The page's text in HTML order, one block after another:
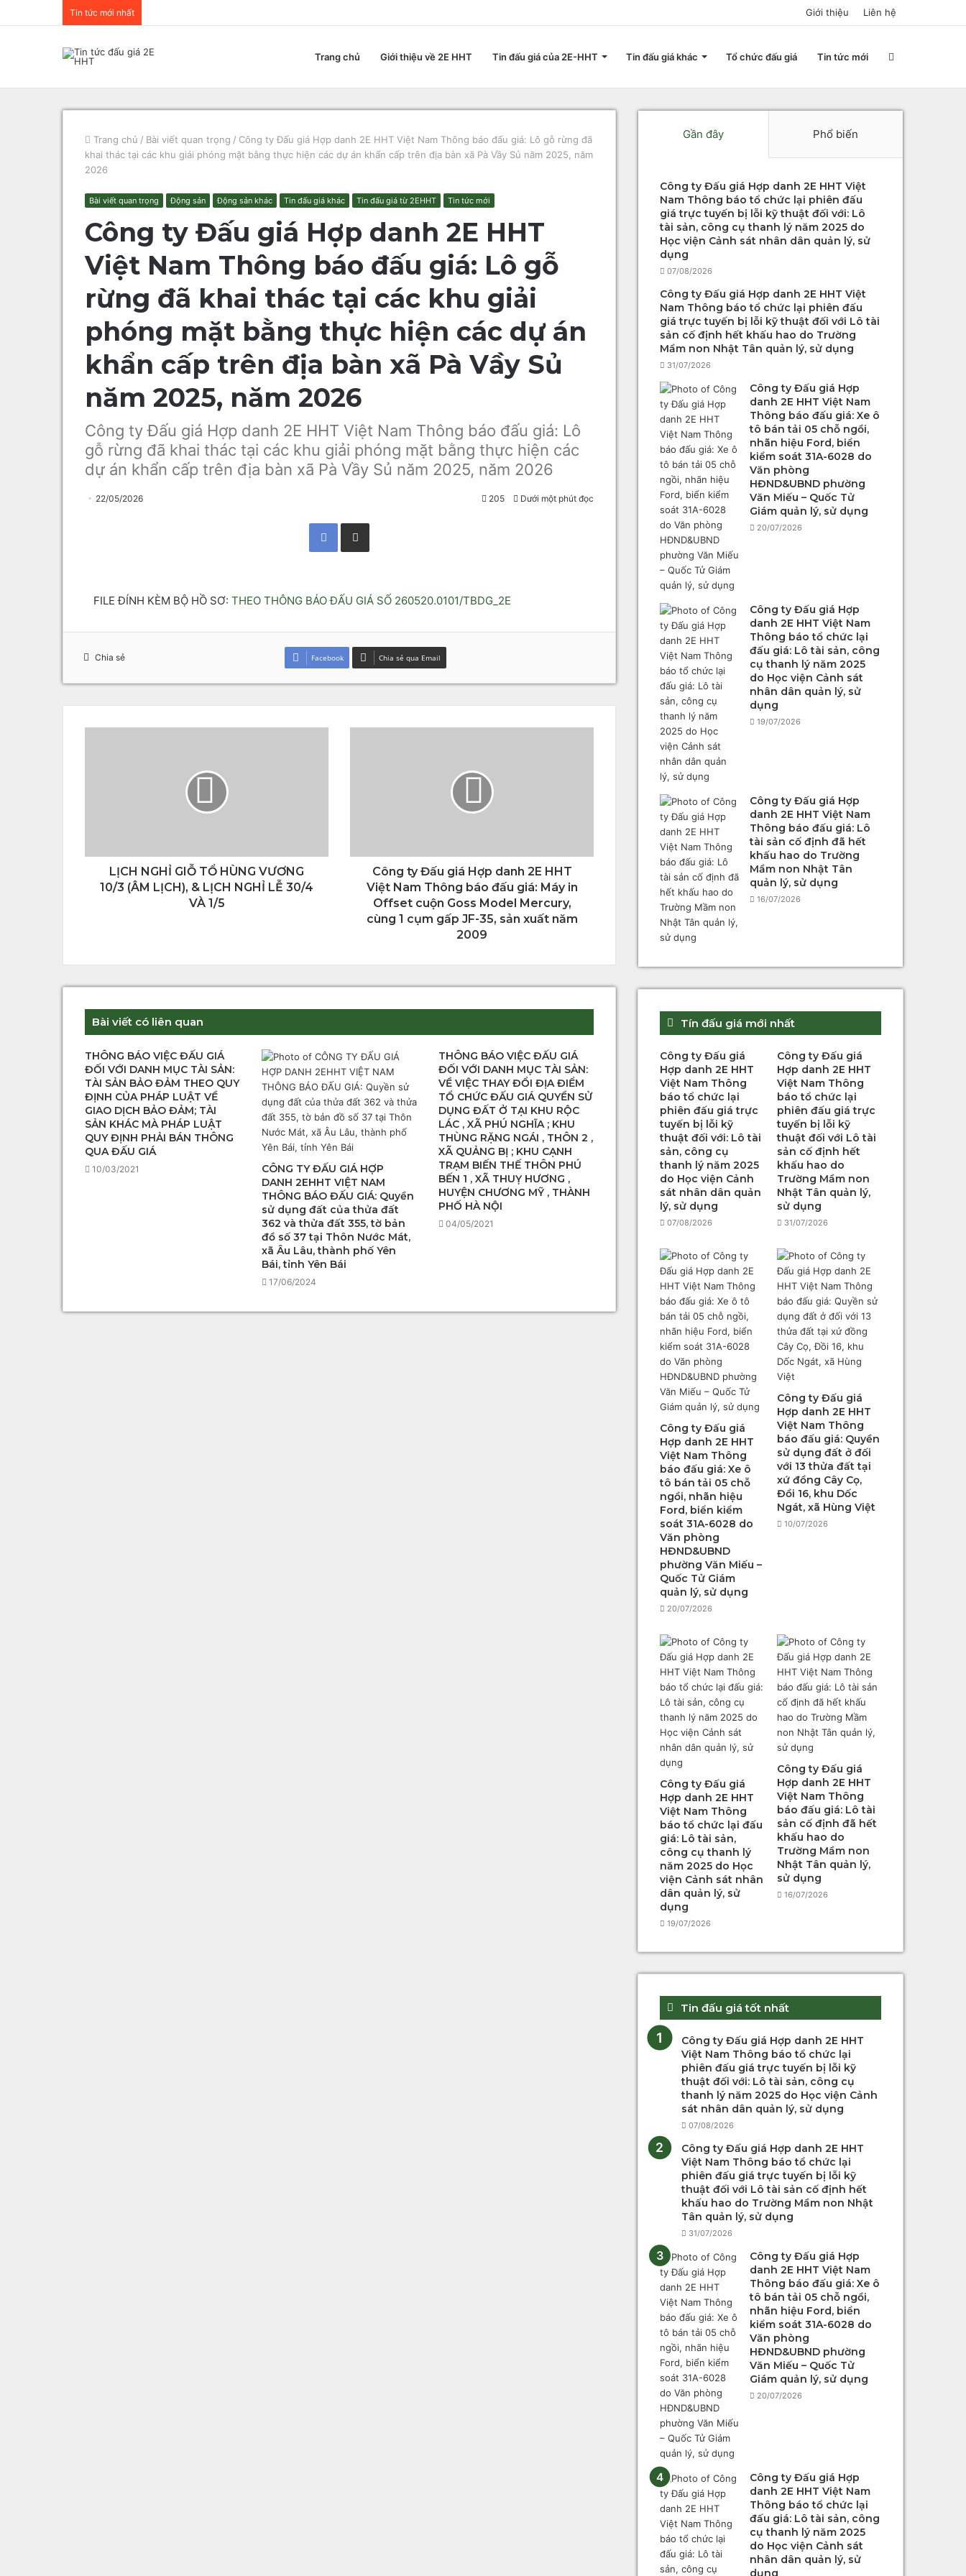
Tin tức mới nhất Giới thiệu Liên hệ
Trang chủ Giới thiệu về 2E HHT Tin đấu giá của 2E-HHT Tin đấu giá khác Tổ chức đấu giá Tin tức mới
Trang chủ / Bài viết quan trọng / Công ty Đấu giá Hợp danh 2E HHT Việt Nam Thông báo đấu giá: Lô gỗ rừng đã
khai thác tại các khu giải phóng mặt bằng thực hiện các dự án khẩn cấp trên địa bàn xã Pà Vầy Sủ năm 2025, năm
2026
Bài viết quan trọng Động sản Động sản khác Tin đấu giá khác Tin đấu giá từ 2EHHT Tin tức mới
Công ty Đấu giá Hợp danh 2E HHT
Việt Nam Thông báo đấu giá: Lô gỗ
rừng đã khai thác tại các khu giải
phóng mặt bằng thực hiện các dự án
khẩn cấp trên địa bàn xã Pà Vầy Sủ
năm 2025, năm 2026
Công ty Đấu giá Hợp danh 2E HHT Việt Nam Thông báo đấu giá: Lô
gỗ rừng đã khai thác tại các khu giải phóng mặt bằng thực hiện các
dự án khẩn cấp trên địa bàn xã Pà Vầy Sủ năm 2025, năm 2026
22/05/2026 205 Dưới một phút đọc
Facebook
FILE ĐÍNH KÈM BỘ HỒ SƠ: THEO THÔNG BÁO ĐẤU GIÁ SỐ 260520.0101/TBDG_2E
Chia sẻ Facebook Chia sẻ qua Email
LỊCH NGHỈ GIỖ TỔ HÙNG VƯƠNG
10/3 (ÂM LỊCH), & LỊCH NGHỈ LỄ 30/4
VÀ 1/5
Công ty Đấu giá Hợp danh 2E HHT
Việt Nam Thông báo đấu giá: Máy in
Offset cuộn Goss Model Mercury,
cùng 1 cụm gấp JF-35, sản xuất năm
2009
Bài viết có liên quan
THÔNG BÁO VIỆC ĐẤU GIÁ
ĐỐI VỚI DANH MỤC TÀI SẢN:
TÀI SẢN BẢO ĐẢM THEO QUY
ĐỊNH CỦA PHÁP LUẬT VỀ
GIAO DỊCH BẢO ĐẢM; TÀI
SẢN KHÁC MÀ PHÁP LUẬT
QUY ĐỊNH PHẢI BÁN THÔNG
QUA ĐẤU GIÁ
10/03/2021
CÔNG TY ĐẤU GIÁ HỢP
DANH 2EHHT VIỆT NAM
THÔNG BÁO ĐẤU GIÁ: Quyền
sử dụng đất của thửa đất
362 và thửa đất 355, tờ bản
đồ số 37 tại Thôn Nước Mát,
xã Âu Lâu, thành phố Yên
Bái, tỉnh Yên Bái
17/06/2024
THÔNG BÁO VIỆC ĐẤU GIÁ
ĐỐI VỚI DANH MỤC TÀI SẢN:
VỀ VIỆC THAY ĐỔI ĐỊA ĐIỂM
TỔ CHỨC ĐẤU GIÁ QUYỀN SỬ
DỤNG ĐẤT Ở TẠI KHU RỘC
LÁC , XÃ PHÚ NGHĨA ; KHU
THÙNG RẶNG NGÁI , THÔN 2 ,
XÃ QUẢNG BỊ ; KHU CẠNH
TRẠM BIẾN THẾ THÔN PHÚ
BẾN 1 , XÃ THUỴ HƯƠNG ,
HUYỆN CHƯƠNG MỸ , THÀNH
PHỐ HÀ NỘI
04/05/2021
Gần đây Phổ biến
Công ty Đấu giá Hợp danh 2E HHT Việt
Nam Thông báo tổ chức lại phiên đấu
giá trực tuyến bị lỗi kỹ thuật đối với: Lô
tài sản, công cụ thanh lý năm 2025 do
Học viện Cảnh sát nhân dân quản lý, sử
dụng
07/08/2026
Công ty Đấu giá Hợp danh 2E HHT Việt
Nam Thông báo tổ chức lại phiên đấu
giá trực tuyến bị lỗi kỹ thuật đối với Lô tài
sản cố định hết khấu hao do Trường
Mầm non Nhật Tân quản lý, sử dụng
31/07/2026
Công ty Đấu giá Hợp
danh 2E HHT Việt Nam
Thông báo đấu giá: Xe ô
tô bán tải 05 chỗ ngồi,
nhãn hiệu Ford, biển
kiểm soát 31A-6028 do
Văn phòng
HĐND&UBND phường
Văn Miếu – Quốc Tử
Giám quản lý, sử dụng
20/07/2026
Công ty Đấu giá Hợp
danh 2E HHT Việt Nam
Thông báo tổ chức lại
đấu giá: Lô tài sản, công
cụ thanh lý năm 2025
do Học viện Cảnh sát
nhân dân quản lý, sử
dụng
19/07/2026
Công ty Đấu giá Hợp
danh 2E HHT Việt Nam
Thông báo đấu giá: Lô
tài sản cố định đã hết
khấu hao do Trường
Mầm non Nhật Tân
quản lý, sử dụng
16/07/2026
Tín đấu giá mới nhất
Công ty Đấu giá
Hợp danh 2E HHT
Việt Nam Thông
báo tổ chức lại
phiên đấu giá trực
tuyến bị lỗi kỹ
thuật đối với: Lô tài
sản, công cụ
thanh lý năm 2025
do Học viện Cảnh
sát nhân dân quản
lý, sử dụng
07/08/2026
Công ty Đấu giá
Hợp danh 2E HHT
Việt Nam Thông
báo tổ chức lại
phiên đấu giá trực
tuyến bị lỗi kỹ
thuật đối với Lô tài
sản cố định hết
khấu hao do
Trường Mầm non
Nhật Tân quản lý,
sử dụng
31/07/2026
Công ty Đấu giá
Hợp danh 2E HHT
Việt Nam Thông
báo đấu giá: Xe ô
tô bán tải 05 chỗ
ngồi, nhãn hiệu
Ford, biển kiểm
soát 31A-6028 do
Văn phòng
HĐND&UBND
phường Văn Miếu –
Quốc Tử Giám
quản lý, sử dụng
20/07/2026
Công ty Đấu giá
Hợp danh 2E HHT
Việt Nam Thông
báo đấu giá: Quyền
sử dụng đất ở đối
với 13 thửa đất tại
xứ đồng Cây Cọ,
Đồi 16, khu Dốc
Ngát, xã Hùng Việt
10/07/2026
Công ty Đấu giá
Hợp danh 2E HHT
Việt Nam Thông
báo tổ chức lại đấu
giá: Lô tài sản,
công cụ thanh lý
năm 2025 do Học
viện Cảnh sát nhân
dân quản lý, sử
dụng
19/07/2026
Công ty Đấu giá
Hợp danh 2E HHT
Việt Nam Thông
báo đấu giá: Lô tài
sản cố định đã hết
khấu hao do
Trường Mầm non
Nhật Tân quản lý,
sử dụng
16/07/2026
Tin đấu giá tốt nhất
Công ty Đấu giá Hợp danh 2E HHT
Việt Nam Thông báo tổ chức lại
phiên đấu giá trực tuyến bị lỗi kỹ
thuật đối với: Lô tài sản, công cụ
thanh lý năm 2025 do Học viện Cảnh
sát nhân dân quản lý, sử dụng
07/08/2026
Công ty Đấu giá Hợp danh 2E HHT
Việt Nam Thông báo tổ chức lại
phiên đấu giá trực tuyến bị lỗi kỹ
thuật đối với Lô tài sản cố định hết
khấu hao do Trường Mầm non Nhật
Tân quản lý, sử dụng
31/07/2026
Công ty Đấu giá Hợp
danh 2E HHT Việt Nam
Thông báo đấu giá: Xe ô
tô bán tải 05 chỗ ngồi,
nhãn hiệu Ford, biển
kiểm soát 31A-6028 do
Văn phòng
HĐND&UBND phường
Văn Miếu – Quốc Tử
Giám quản lý, sử dụng
20/07/2026
Công ty Đấu giá Hợp
danh 2E HHT Việt Nam
Thông báo tổ chức lại
đấu giá: Lô tài sản, công
cụ thanh lý năm 2025
do Học viện Cảnh sát
nhân dân quản lý, sử
dụng